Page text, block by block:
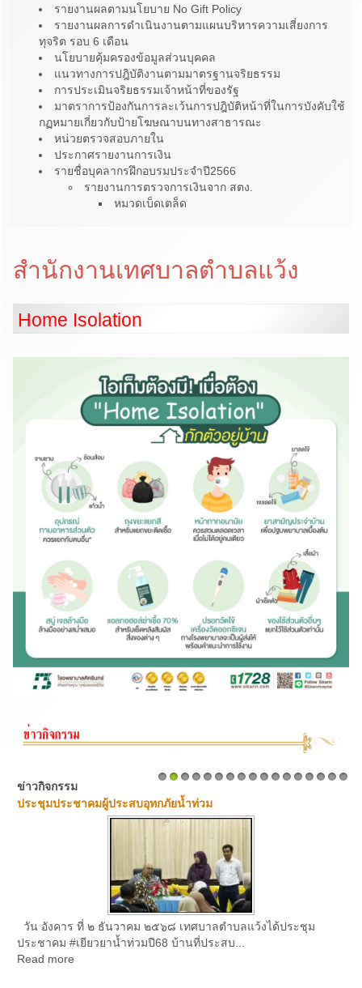
รายงานผลตามนโยบาย No Gift Policy
รายงานผลการดำเนินงานตามแผนบริหารความเสี่ยงการ
ทุจริต รอบ 6 เดือน
นโยบายคุ้มครองข้อมูลส่วนบุคคล
แนวทางการปฎิบัติงานตามมาตรฐานจริยธรรม
การประเมินจริยธรรมเจ้าหน้าที่ของรัฐ
มาตราการป้องกันการละเว้นการปฎิบัติหน้าที่ในการบังคับใช้
กฏหมายเกี่ยวกับป้ายโฆษณาบนทางสาธารณะ
หน่วยตรวจสอบภายใน
ประกาศรายงานการเงิน
รายชื่อบุคลากรฝึกอบรมประจำปี2566
รายงานการตรวจการเงินจาก สตง.
หมวดเบ็ดเตล็ด
สำนักงานเทศบาลตำบลแว้ง
Home Isolation
ข่าวกิจกรรม
ประชุมประชาคมผู้ประสบอุทกภัยน้ำท่วม
วัน อังคาร ที่ ๒ ธันวาคม ๒๕๖๘ เทศบาลตำบลแว้งได้ประชุม
ประชาคม #เยียวยาน้ำท่วมปี68 บ้านที่ประสบ...
Read more